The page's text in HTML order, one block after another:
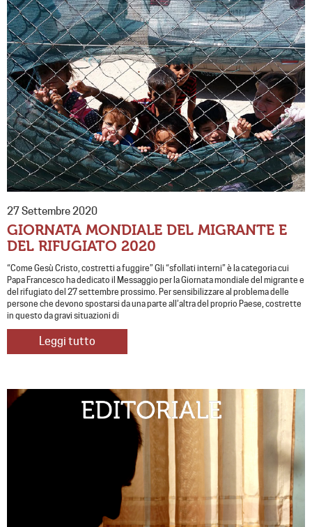
27 Settembre 2020
GIORNATA MONDIALE DEL MIGRANTE E
DEL RIFUGIATO 2020
“Come Gesù Cristo, costretti a fuggire” Gli “sfollati interni” è la categoria cui
Papa Francesco ha dedicato il Messaggio per la Giornata mondiale del migrante e
del rifugiato del 27 settembre prossimo. Per sensibilizzare al problema delle
persone che devono spostarsi da una parte all’altra del proprio Paese, costrette
in questo da gravi situazioni di
Leggi tutto